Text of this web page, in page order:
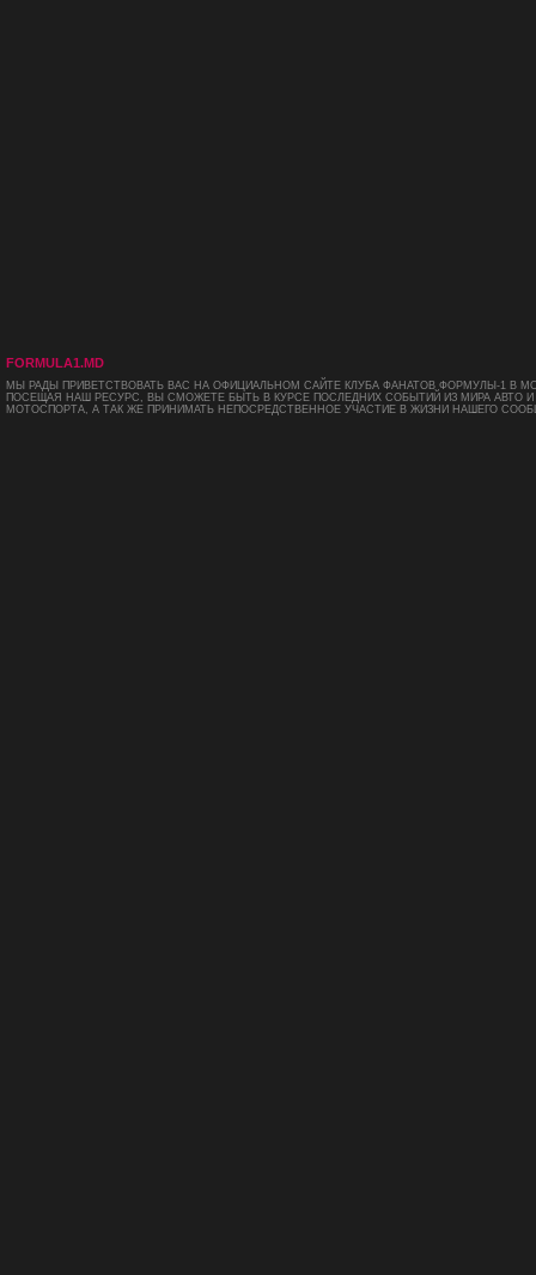
FORMULA1.MD
МЫ РАДЫ ПРИВЕТСТВОВАТЬ ВАС НА ОФИЦИАЛЬНОМ САЙТЕ КЛУБА ФАНАТОВ ФОРМУЛЫ-1 В
ПОСЕЩАЯ НАШ РЕСУРС, ВЫ СМОЖЕТЕ БЫТЬ В КУРСЕ ПОСЛЕДНИХ СОБЫТИЙ ИЗ МИРА АВТО И
МОТОСПОРТА, А ТАК ЖЕ ПРИНИМАТЬ НЕПОСРЕДСТВЕННОЕ УЧАСТИЕ В ЖИЗНИ НАШЕГО